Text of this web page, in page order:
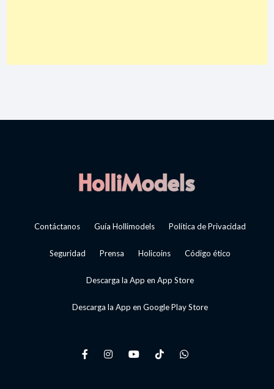
Contáctanos Guía Hollimodels Política de Privacidad
Seguridad Prensa Holicoins Código ético
Descarga la App en App Store
Descarga la App en Google Play Store